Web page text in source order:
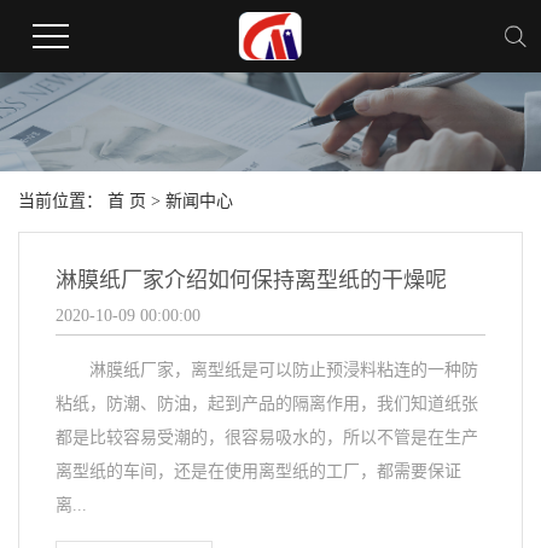
当前位置： 首 页 > 新闻中心
淋膜纸厂家介绍如何保持离型纸的干燥呢
2020-10-09 00:00:00
淋膜纸厂家，离型纸是可以防止预浸料粘连的一种防
粘纸，防潮、防油，起到产品的隔离作用，我们知道纸张
都是比较容易受潮的，很容易吸水的，所以不管是在生产
离型纸的车间，还是在使用离型纸的工厂，都需要保证
离...